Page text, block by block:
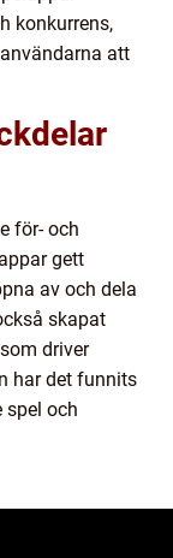
konkurrens,
att
för- och
gett
av och dela
skapat
driver
har det funnits
spel och